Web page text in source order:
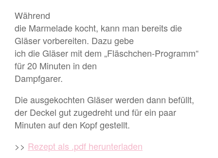
Während
die Marmelade kocht, kann man bereits die
Gläser vorbereiten. Dazu gebe
ich die Gläser mit dem „Fläschchen-Programm“
für 20 Minuten in den
Dampfgarer.
Die ausgekochten Gläser werden dann befüllt,
der Deckel gut zugedreht und für ein paar
Minuten auf den Kopf gestellt.
>> Rezept als .pdf herunterladen